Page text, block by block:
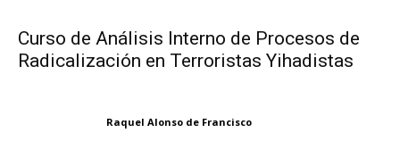
Curso de Análisis Interno de Procesos de
Radicalización en Terroristas Yihadistas
Raquel Alonso de Francisco